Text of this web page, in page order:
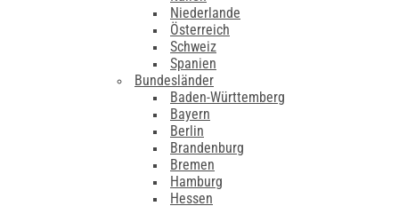
Niederlande
Österreich
Schweiz
Spanien
Bundesländer
Baden-Württemberg
Bayern
Berlin
Brandenburg
Bremen
Hamburg
Hessen